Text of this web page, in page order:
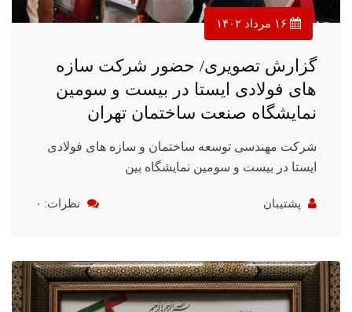
گزارش تصویری/ حضور شرکت سازه
های فولادی ایستا در بیست و سومین
نمایشگاه صنعت ساختمان تهران
شرکت مهندسی توسعه ساختمان و سازه های فولادی
ایستا در بیست و سومین نمایشگاه بین
پشتیبان نظرات: ۰